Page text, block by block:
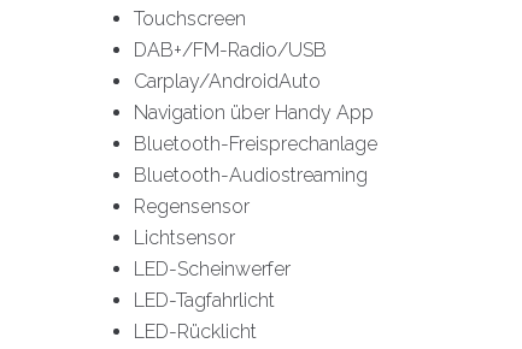
Touchscreen
DAB+/FM-Radio/USB
Carplay/AndroidAuto
Navigation über Handy App
Bluetooth-Freisprechanlage
Bluetooth-Audiostreaming
Regensensor
Lichtsensor
LED-Scheinwerfer
LED-Tagfahrlicht
LED-Rücklicht